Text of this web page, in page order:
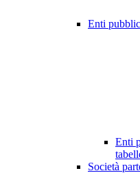
Enti
Enti
Società